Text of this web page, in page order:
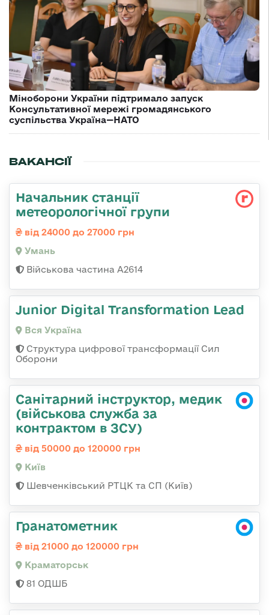
Міноборони України підтримало запуск
Консультативної мережі громадянського
суспільства Україна—НАТО
ВАКАНСІЇ
Начальник станції
метеорологічної групи
від 24000 до 27000 грн
Умань
Військова частина А2614
Junior Digital Transformation Lead
Вся Україна
Структура цифрової трансформації Сил
Оборони
Санітарний інструктор, медик
(військова служба за
контрактом в ЗСУ)
від 50000 до 120000 грн
Київ
Шевченківський РТЦК та СП (Київ)
Гранатометник
від 21000 до 120000 грн
Краматорськ
81 ОДШБ